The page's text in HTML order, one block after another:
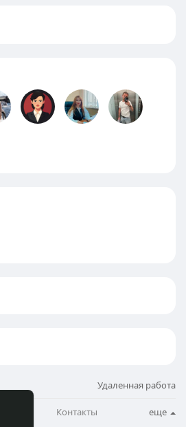
Удаленная работа
Контакты еще